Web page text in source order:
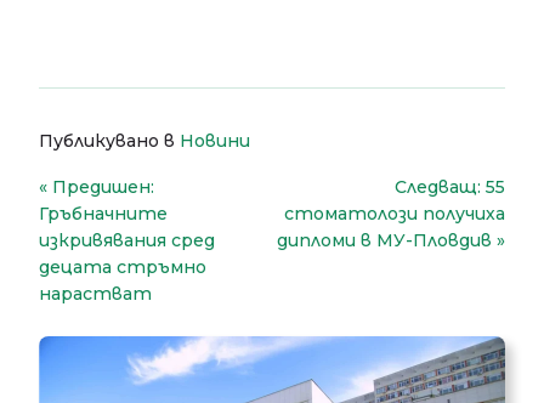
Публикувано в Новини
Навигация
Предишен:
Гръбначните
изкривявания сред
децата стръмно
нарастват
Следващ: 55
стоматолози получиха
дипломи в МУ-Пловдив